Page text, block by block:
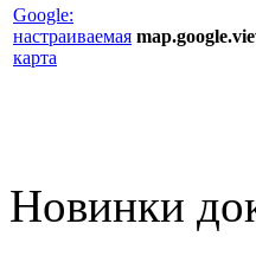
Google:
настраиваемая
карта
Новинки